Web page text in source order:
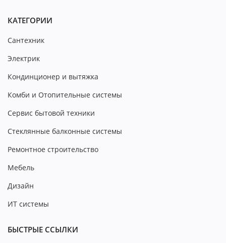
КАТЕГОРИИ
Сантехник
Электрик
Кондинционер и вытяжка
Комби и Отопительные системы
Сервис бытовой техники
Стеклянные балконные системы
Ремонтное строительство
Мебель
Дизайн
ИТ системы
БЫСТРЫЕ ССЫЛКИ